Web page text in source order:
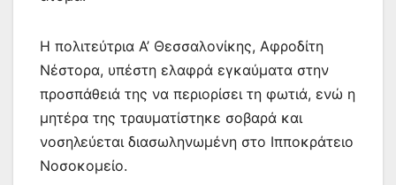
Η πολιτεύτρια Α’ Θεσσαλονίκης, Αφροδίτη
Νέστορα, υπέστη ελαφρά εγκαύματα στην
προσπάθειά της να περιορίσει τη φωτιά, ενώ η
μητέρα της τραυματίστηκε σοβαρά και
νοσηλεύεται διασωληνωμένη στο Ιπποκράτειο
Νοσοκομείο.